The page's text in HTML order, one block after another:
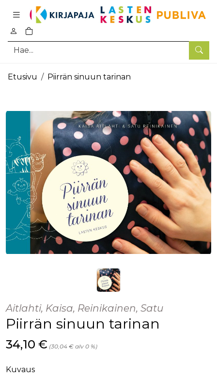
Hae
0
tuotetta ostoskorissa
Pääsisältö
Etusivu Piirrän sinuun tarinan
Aitlahti, Kaisa, Reinikainen, Satu
Piirrän sinuun tarinan
Hinta nyt
34,10 € (30,04 € alv 0 %)
Kuvaus